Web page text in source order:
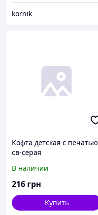
kornik
Кофта детская с печатью
св-серая
В наличии
216 грн
Купить